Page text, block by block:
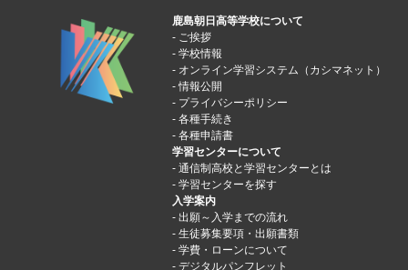
鹿島朝日高等学校について
ご挨拶
学校情報
オンライン学習システム（カシマネット）
情報公開
プライバシーポリシー
各種手続き
各種申請書
学習センターについて
通信制高校と学習センターとは
学習センターを探す
入学案内
出願～入学までの流れ
生徒募集要項・出願書類
学費・ローンについて
デジタルパンフレット